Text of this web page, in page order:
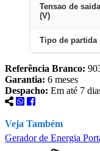
Tensao de
(V)
Tipo de partida
Referência Branco:
Garantia: 6 meses
Despacho: Em até 7
Veja Também
Gerador de Energia